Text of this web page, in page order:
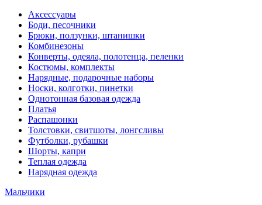
Аксессуары
Боди, песочники
Брюки, ползунки, штанишки
Комбинезоны
Конверты, одеяла, полотенца, пеленки
Костюмы, комплекты
Нарядные, подарочные наборы
Носки, колготки, пинетки
Однотонная базовая одежда
Платья
Распашонки
Толстовки, свитшоты, лонгсливы
Футболки, рубашки
Шорты, капри
Теплая одежда
Нарядная одежда
Мальчики